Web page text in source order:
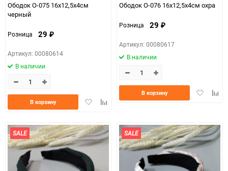
Ободок О-075 16х12,5х4см
черный
Розница 29 ₽
Артикул: 00080614
В наличии
ДобавитьДобавить
В корзину
Ободок О-076 16x12,5х4см охра
Розница 29 ₽
Артикул: 00080617
В наличии
Добавить
В корзину
SALE SALE